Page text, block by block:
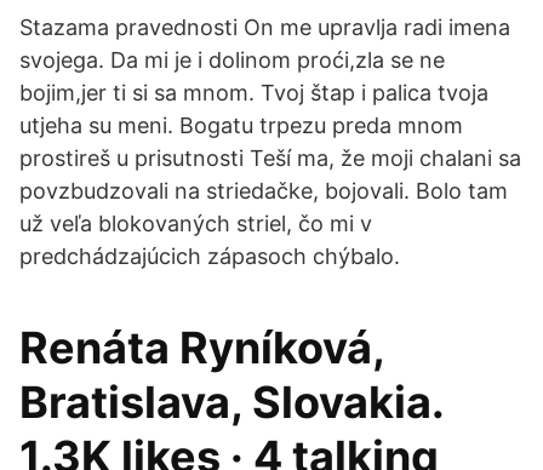
Stazama pravednosti On me upravlja radi imena
svojega. Da mi je i dolinom proći,zla se ne
bojim,jer ti si sa mnom. Tvoj štap i palica tvoja
utjeha su meni. Bogatu trpezu preda mnom
prostireš u prisutnosti Teší ma, že moji chalani sa
povzbudzovali na striedačke, bojovali. Bolo tam
už veľa blokovaných striel, čo mi v
predchádzajúcich zápasoch chýbalo.
Renáta Ryníková,
Bratislava, Slovakia.
1.3K likes · 4 talking